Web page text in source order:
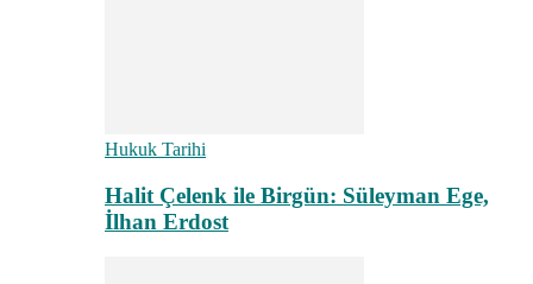
Hukuk Tarihi
Halit Çelenk ile Birgün: Süleyman Ege,
İlhan Erdost